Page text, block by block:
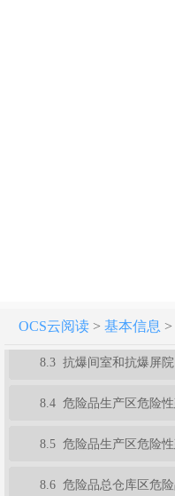
OCS云阅读> 基本信息 >
8.3 抗爆间室和抗爆屏院